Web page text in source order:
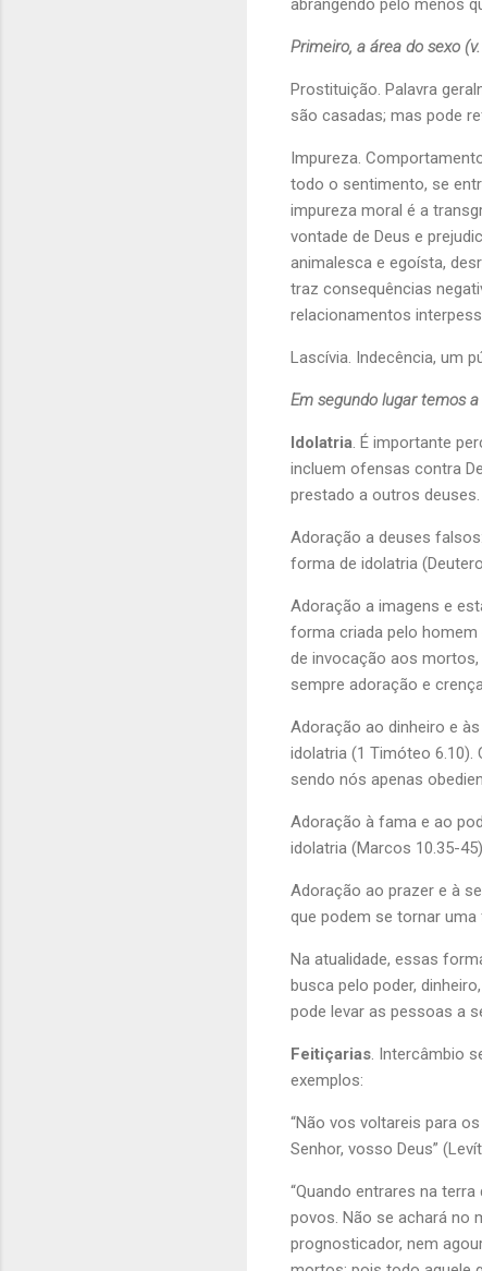
abrangendo pelo menos
Primeiro, a área do sexo
Prostituição. Palavra
são casadas; mas pode
Impureza.
todo o sentimento, se
impureza moral é a
vontade de Deus e
animalesca e egoísta,
traz consequências
relacionamentos
Lascívia. Indecência, um
Em segundo lugar temos
Idolatria. É importante
incluem ofensas contra
prestado a outros
Adoração a deuses
forma de idolatria
Adoração a imagens e
forma criada pelo
de invocação aos
sempre adoração e
Adoração ao dinheiro e
idolatria (1 Timóteo 6.10).
sendo nós apenas
Adoração à fama e ao
idolatria (Marcos 10.35-
Adoração ao prazer e à
que podem se tornar
Na atualidade, essas
busca pelo poder,
pode levar as pessoas a
Feitiçarias. Intercâmbio
exemplos:
“Não vos voltareis para
Senhor, vosso Deus”
“Quando entrares na
povos. Não se achará no
prognosticador, nem